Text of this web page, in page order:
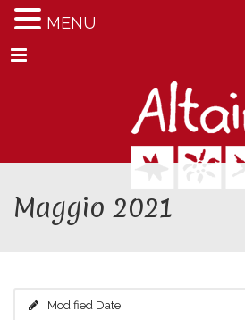
Menu
Maggio 2021
Modified Date
MENU